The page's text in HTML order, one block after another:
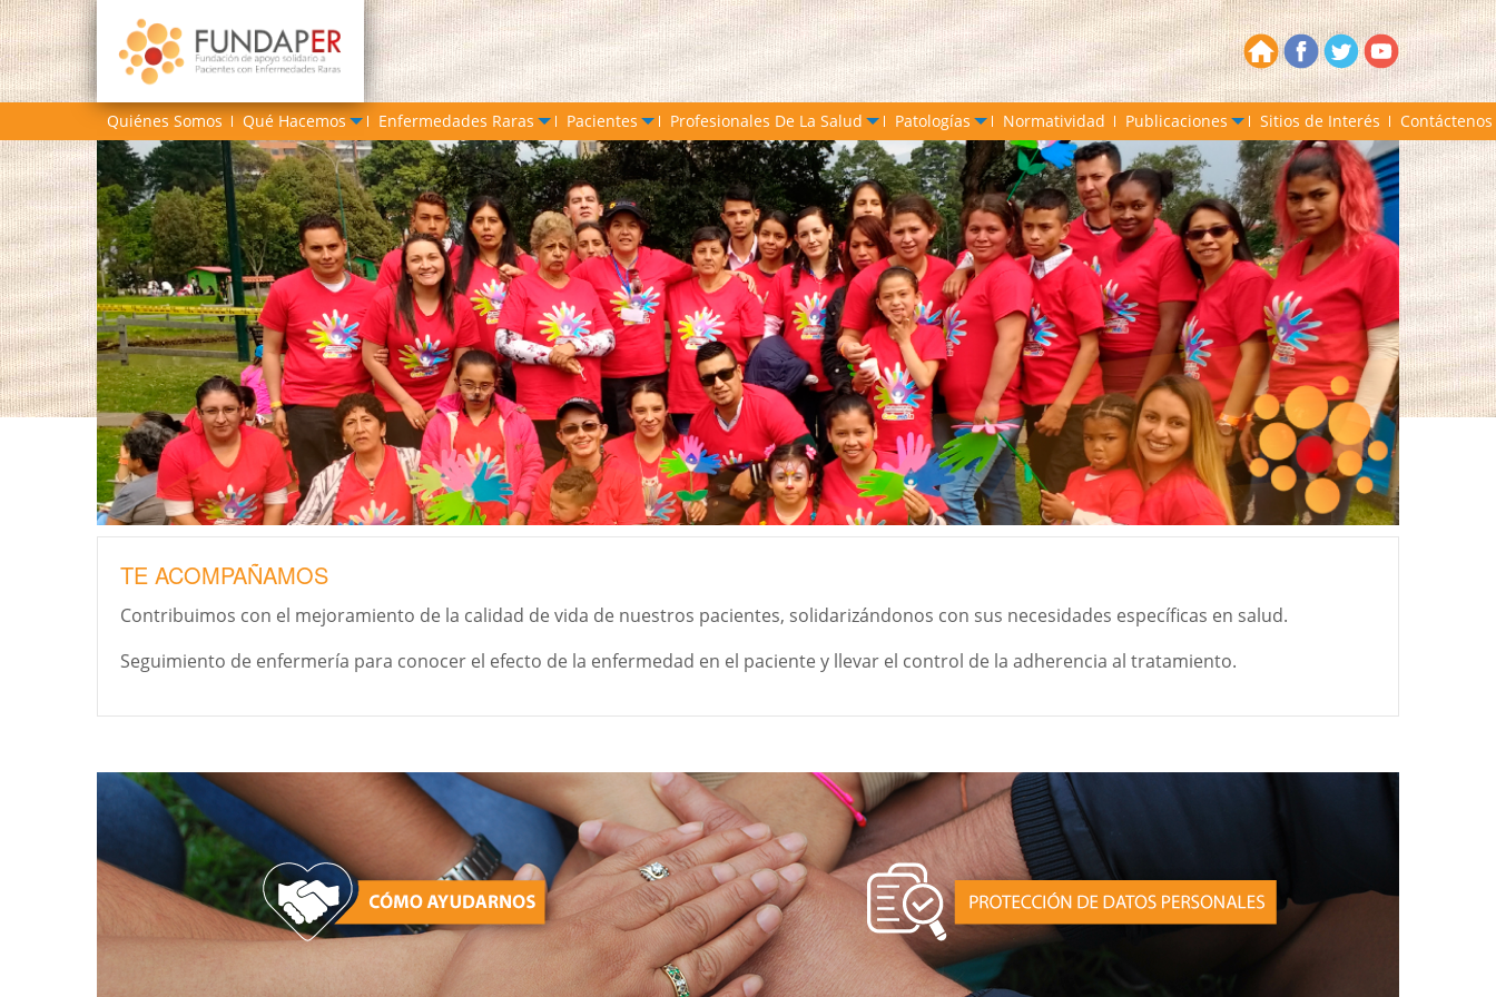
Quiénes Somos Qué Hacemos Enfermedades Raras Pacientes Profesionales De La Salud Patologías Normatividad Publicaciones Sitios de Interés Contáctenos
TE ACOMPAÑAMOS
Contribuimos con el mejoramiento de la calidad de vida de nuestros pacientes, solidarizándonos con sus necesidades específicas en salud.
Seguimiento de enfermería para conocer el efecto de la enfermedad en el paciente y llevar el control de la adherencia al tratamiento.